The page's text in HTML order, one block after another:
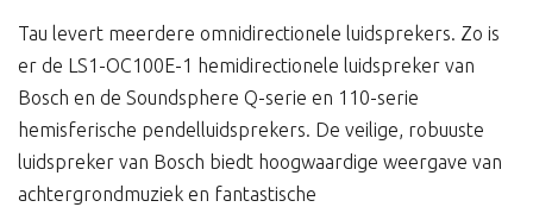
Tau levert meerdere omnidirectionele luidsprekers. Zo is
er de LS1-OC100E-1 hemidirectionele luidspreker van
Bosch en de Soundsphere Q-serie en 110-serie
hemisferische pendelluidsprekers. De veilige, robuuste
luidspreker van Bosch biedt hoogwaardige weergave van
achtergrondmuziek en fantastische